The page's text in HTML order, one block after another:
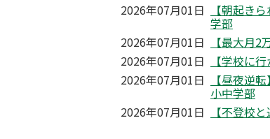
2026年07月01日 【朝起き
学部
2026年07月01日
【最大月
2026年07月01日
【学校に
2026年07月01日
【昼夜逆
小中学部
2026年07月01日
【不登校